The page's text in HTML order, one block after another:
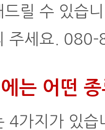
드릴 수 있습
주세요.
는 어떤
4가지가 있습